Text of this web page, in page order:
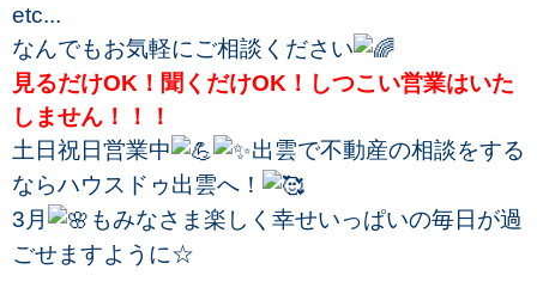
etc...
なんでもお気軽にご相談ください
見るだけOK！聞くだけOK！しつこい営業はいた
しません！！！
土日祝日営業中
出雲で不動産の相談をする
ならハウスドゥ出雲へ！
3月
もみなさま楽しく幸せいっぱいの毎日が過
ごせますように☆